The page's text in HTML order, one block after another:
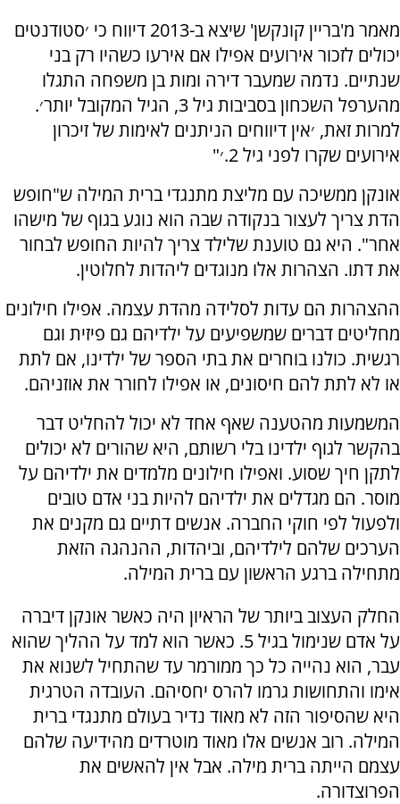
מאמר מ'בריין קונקשן' שיצא ב-2013 דיווח כי ׳סטודנטים
יכולים לזכור אירועים אפילו אם אירעו כשהיו רק בני
שנתיים. נדמה שמעבר דירה ומות בן משפחה התגלו
מהערפל השכחון בסביבות גיל 3, הגיל המקובל יותר׳.
למרות זאת, ׳אין דיווחים הניתנים לאימות של זיכרון
אירועים שקרו לפני גיל 2.׳"
אונקן ממשיכה עם מליצת מתנגדי ברית המילה ש"חופש
הדת צריך לעצור בנקודה שבה הוא נוגע בגוף של מישהו
אחר". היא גם טוענת שלילד צריך להיות החופש לבחור
את דתו. הצהרות אלו מנוגדים ליהדות לחלוטין.
ההצהרות הם עדות לסלידה מהדת עצמה. אפילו חילונים
מחליטים דברים שמשפיעים על ילדיהם גם פיזית וגם
רגשית. כולנו בוחרים את בתי הספר של ילדינו, אם לתת
או לא לתת להם חיסונים, או אפילו לחורר את אוזניהם.
המשמעות מהטענה שאף אחד לא יכול להחליט דבר
בהקשר לגוף ילדינו בלי רשותם, היא שהורים לא יכולים
לתקן חיך שסוע. ואפילו חילונים מלמדים את ילדיהם על
מוסר. הם מגדלים את ילדיהם להיות בני אדם טובים
ולפעול לפי חוקי החברה. אנשים דתיים גם מקנים את
הערכים שלהם לילדיהם, וביהדות, ההנהגה הזאת
מתחילה ברגע הראשון עם ברית המילה.
החלק העצוב ביותר של הראיון היה כאשר אונקן דיברה
על אדם שנימול בגיל 5. כאשר הוא למד על ההליך שהוא
עבר, הוא נהייה כל כך ממורמר עד שהתחיל לשנוא את
אימו והתחושות גרמו להרס יחסיהם. העובדה הטרגית
היא שהסיפור הזה לא מאוד נדיר בעולם מתנגדי ברית
המילה. רוב אנשים אלו מאוד מוטרדים מהידיעה שלהם
עצמם הייתה ברית מילה. אבל אין להאשים את
הפרוצדורה.